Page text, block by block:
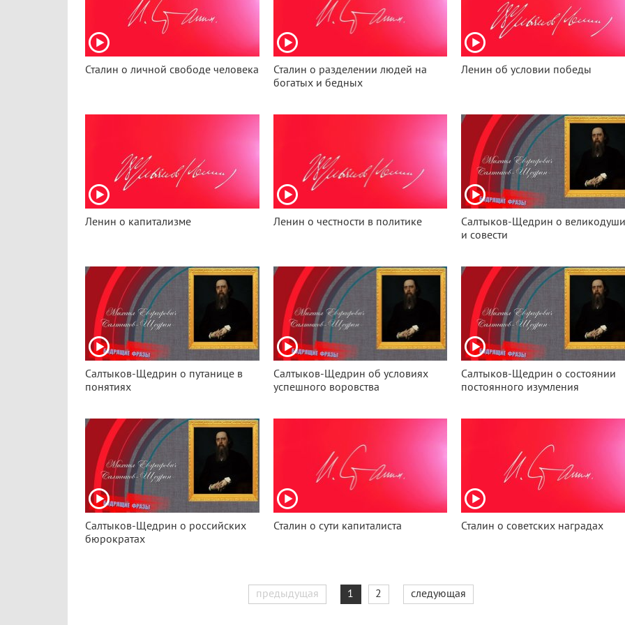
Сталин о личной свободе человека
Сталин о разделении людей на
богатых и бедных
Ленин об условии победы
Ленин о капитализме Ленин о честности в политике
Салтыков-Щедрин о
и совести
Салтыков-Щедрин о путанице в
понятиях
Салтыков-Щедрин об условиях
успешного воровства
Салтыков-Щедрин о состоянии
постоянного изумления
Салтыков-Щедрин о российских
бюрократах
Сталин о сути капиталиста Сталин о советских наградах
предыдущая 1 2 следующая